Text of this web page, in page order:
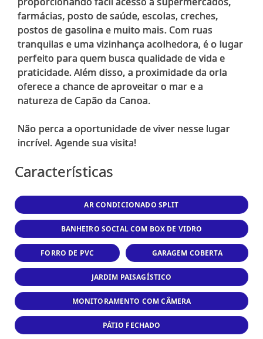
farmácias, posto de saúde, escolas, creches,
postos de gasolina e muito mais. Com ruas
tranquilas e uma vizinhança acolhedora, é o lugar
perfeito para quem busca qualidade de vida e
praticidade. Além disso, a proximidade da orla
oferece a chance de aproveitar o mar e a
natureza de Capão da Canoa.
Não perca a oportunidade de viver nesse lugar
Características
AR CONDICIONADO SPLIT
BANHEIRO SOCIAL COM BOX DE VIDRO
FORRO DE PVC GARAGEM COBERTA
JARDIM PAISAGÍSTICO
MONITORAMENTO COM CÂMERA
PÁTIO FECHADO